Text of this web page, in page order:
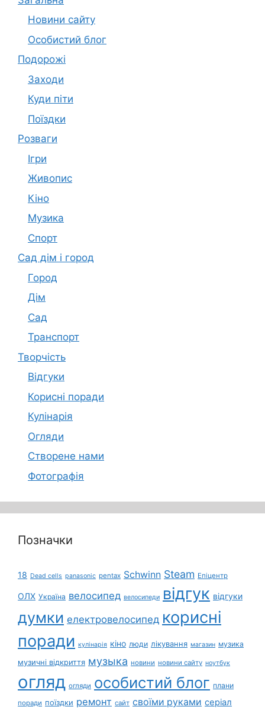
Новини сайту
Особистий блог
Подорожі
Заходи
Куди піти
Поїздки
Розваги
Ігри
Живопис
Кіно
Музика
Спорт
Сад дім і город
Город
Дім
Сад
Транспорт
Творчість
Відгуки
Корисні поради
Кулінарія
Огляди
Створене нами
Фотографія
Позначки
18 Dead cells panasonic pentax Schwinn Steam Епіцентр
ОЛХ Україна велосипед велосипеди відгук відгуки
думки електровелосипед корисні
поради кулінарія кіно люди лікування магазин музика
музичні відкриття музыка новини новини сайту ноутбук
огляд огляди особистий блог плани
поради поїздки ремонт сайт своїми руками серіал